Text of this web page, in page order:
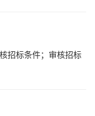
标条件；审核招标